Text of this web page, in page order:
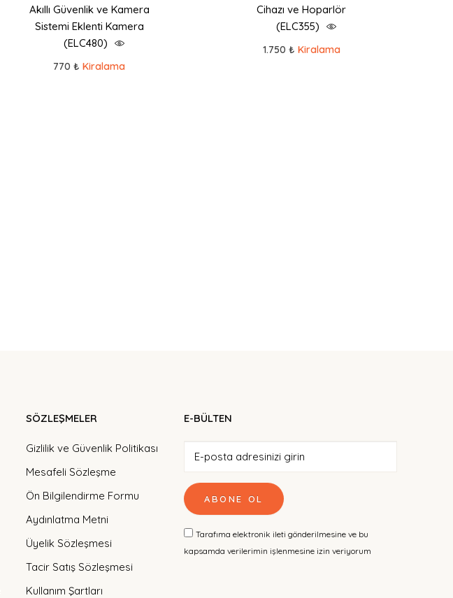
Akıllı Güvenlik ve Kamera
Sistemi Eklenti Kamera
(ELC480)
770 ₺Kiralama
Cihazı ve Hoparlör
(ELC355)
1.750 ₺ Kiralama
SÖZLEŞMELER
Gizlilik ve Güvenlik Politikası
Mesafeli Sözleşme
Ön Bilgilendirme Formu
Aydınlatma Metni
Üyelik Sözleşmesi
Tacir Satış Sözleşmesi
Kullanım Şartları
E-BÜLTEN
ABONE OL
Tarafıma elektronik ileti gönderilmesine ve bu
kapsamda verilerimin işlenmesine izin veriyorum